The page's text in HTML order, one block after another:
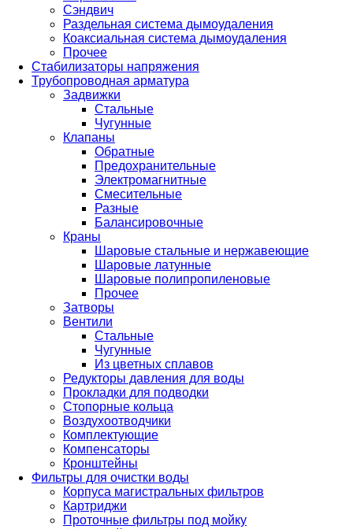
Сэндвич
Раздельная система дымоудаления
Коаксиальная система дымоудаления
Прочее
Стабилизаторы напряжения
Трубопроводная арматура
Задвижки
Стальные
Чугунные
Клапаны
Обратные
Предохранительные
Электромагнитные
Смесительные
Разные
Балансировочные
Краны
Шаровые стальные и нержавеющие
Шаровые латунные
Шаровые полипропиленовые
Прочее
Затворы
Вентили
Стальные
Чугунные
Из цветных сплавов
Редукторы давления для воды
Прокладки для подводки
Стопорные кольца
Воздухоотводчики
Комплектующие
Компенсаторы
Кронштейны
Фильтры для очистки воды
Корпуса магистральных фильтров
Картриджи
Проточные фильтры под мойку